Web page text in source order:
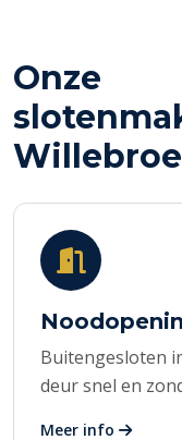
Onze
Buitengesloten
deur snel en
Meer info